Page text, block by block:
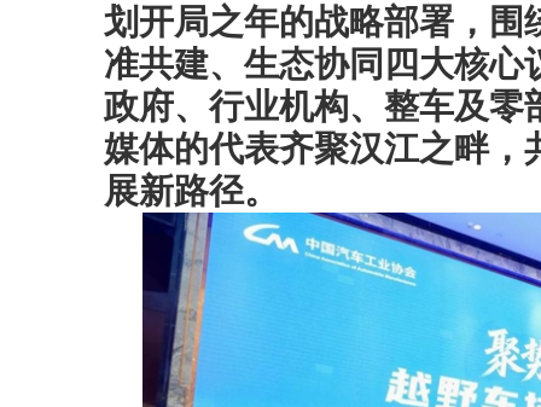
划开局之年的战略部署，
准共建、生态协同四大核
政府、行业机构、整车及
媒体的代表齐聚汉江之畔
展新路径。